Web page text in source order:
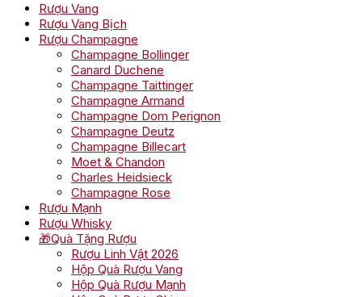
Rượu Vang
Rượu Vang Bịch
Rượu Champagne
Champagne Bollinger
Canard Duchene
Champagne Taittinger
Champagne Armand
Champagne Dom Perignon
Champagne Deutz
Champagne Billecart
Moet & Chandon
Charles Heidsieck
Champagne Rose
Rượu Mạnh
Rượu Whisky
🎁Quà Tặng Rượu
Rượu Linh Vật 2026
Hộp Quà Rượu Vang
Hộp Quà Rượu Mạnh